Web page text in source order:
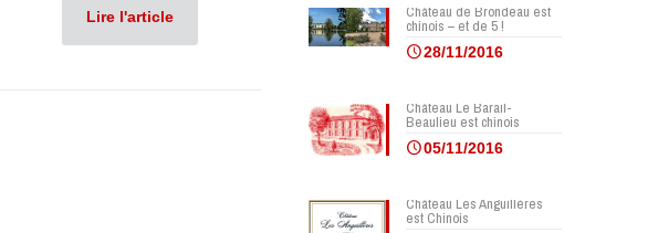
Lire l'article Château de Brondeau est
chinois – et de 5 !
28/11/2016
Château Le Barail-
Beaulieu est chinois
05/11/2016
Château Les Anguillères
est Chinois